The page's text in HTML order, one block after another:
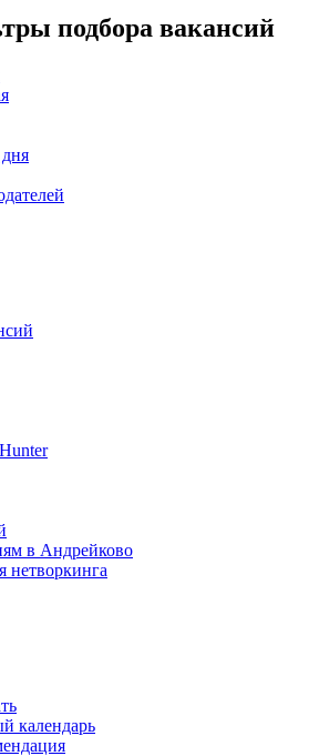
подбора вакансий
в Андрейково
нетворкинга
календарь